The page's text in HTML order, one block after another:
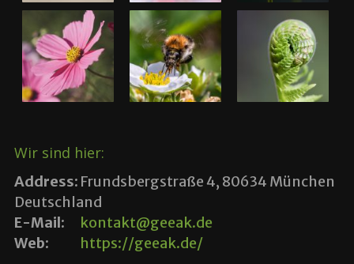
Wir sind hier:
Address:Frundsbergstraße 4, 80634 München
Deutschland
E-Mail:
kontakt@geeak.de
Web:
https://geeak.de/